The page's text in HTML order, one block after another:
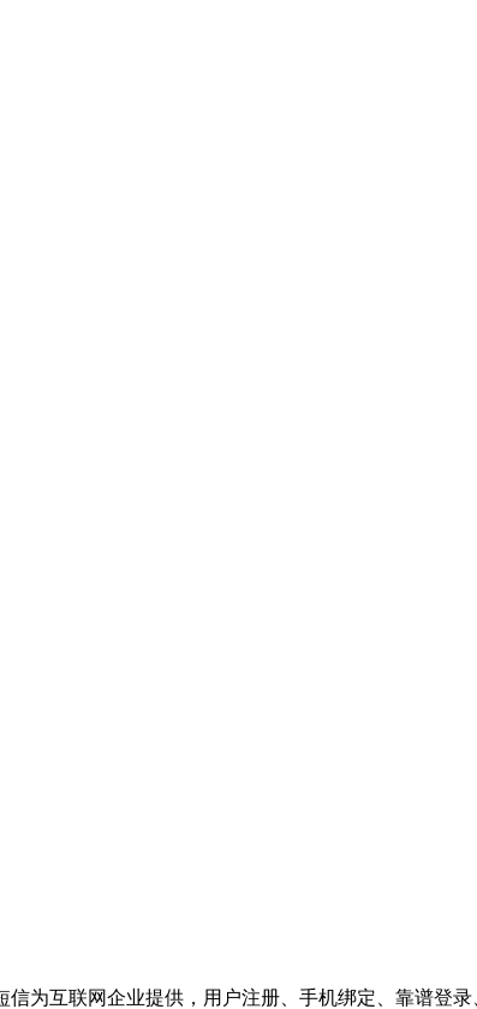
为互联网企业提供，用户注册、手机绑定、靠谱登